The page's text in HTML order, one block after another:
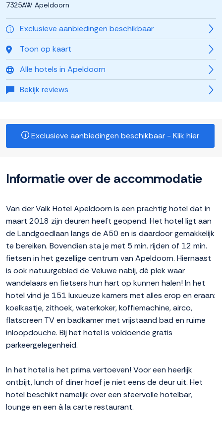
Exclusieve aanbiedingen beschikbaar
Toon op kaart
Alle hotels in Apeldoorn
Bekijk reviews
7325AW Apeldoorn
Exclusieve aanbiedingen beschikbaar - Klik hier
Informatie over de accommodatie
Van der Valk Hotel Apeldoorn is een prachtig hotel dat in
maart 2018 zijn deuren heeft geopend. Het hotel ligt aan
de Landgoedlaan langs de A50 en is daardoor gemakkelijk
te bereiken. Bovendien sta je met 5 min. rijden of 12 min.
fietsen in het gezellige centrum van Apeldoorn. Hiernaast
is ook natuurgebied de Veluwe nabij, dé plek waar
wandelaars en fietsers hun hart op kunnen halen! In het
hotel vind je 151 luxueuze kamers met alles erop en eraan:
koelkastje, zithoek, waterkoker, koffiemachine, airco,
flatscreen TV en badkamer met vrijstaand bad en ruime
inloopdouche. Bij het hotel is voldoende gratis
parkeergelegenheid.
In het hotel is het prima vertoeven! Voor een heerlijk
ontbijt, lunch of diner hoef je niet eens de deur uit. Het
hotel beschikt namelijk over een sfeervolle hotelbar,
lounge en een à la carte restaurant.